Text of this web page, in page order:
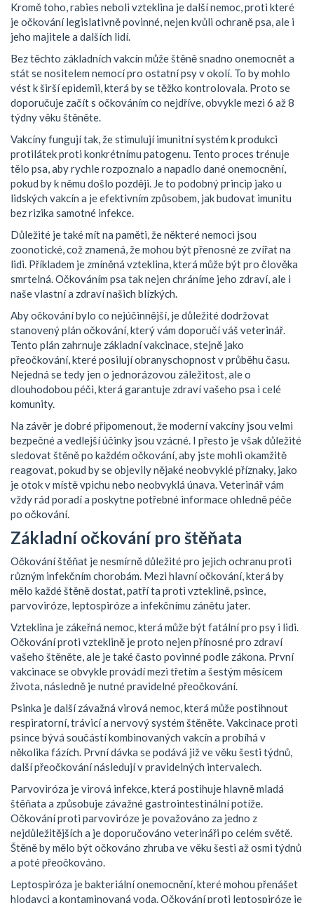
Kromě toho, rabies neboli vzteklina je další nemoc, proti které
je očkování legislativně povinné, nejen kvůli ochraně psa, ale i
jeho majitele a dalších lidí.
Bez těchto základních vakcín může štěně snadno onemocnět a
stát se nositelem nemocí pro ostatní psy v okolí. To by mohlo
vést k širší epidemii, která by se těžko kontrolovala. Proto se
doporučuje začít s očkováním co nejdříve, obvykle mezi 6 až 8
týdny věku štěněte.
Vakcíny fungují tak, že stimulují imunitní systém k produkci
protilátek proti konkrétnímu patogenu. Tento proces trénuje
tělo psa, aby rychle rozpoznalo a napadlo dané onemocnění,
pokud by k němu došlo později. Je to podobný princip jako u
lidských vakcín a je efektivním způsobem, jak budovat imunitu
bez rizika samotné infekce.
Důležité je také mít na paměti, že některé nemoci jsou
zoonotické, což znamená, že mohou být přenosné ze zvířat na
lidi. Příkladem je zmíněná vzteklina, která může být pro člověka
smrtelná. Očkováním psa tak nejen chráníme jeho zdraví, ale i
naše vlastní a zdraví našich blízkých.
Aby očkování bylo co nejúčinnější, je důležité dodržovat
stanovený plán očkování, který vám doporučí váš veterinář.
Tento plán zahrnuje základní vakcinace, stejně jako
přeočkování, které posilují obranyschopnost v průběhu času.
Nejedná se tedy jen o jednorázovou záležitost, ale o
dlouhodobou péči, která garantuje zdraví vašeho psa i celé
komunity.
Na závěr je dobré připomenout, že moderní vakcíny jsou velmi
bezpečné a vedlejší účinky jsou vzácné. I přesto je však důležité
sledovat štěně po každém očkování, aby jste mohli okamžitě
reagovat, pokud by se objevily nějaké neobvyklé příznaky, jako
je otok v místě vpichu nebo neobvyklá únava. Veterinář vám
vždy rád poradí a poskytne potřebné informace ohledně péče
po očkování.
Základní očkování pro štěňata
Očkování štěňat je nesmírně důležité pro jejich ochranu proti
různým infekčním chorobám. Mezi hlavní očkování, která by
mělo každé štěně dostat, patří ta proti vzteklině, psince,
parvoviróze, leptospiróze a infekčnímu zánětu jater.
Vzteklina je zákeřná nemoc, která může být fatální pro psy i lidi.
Očkování proti vzteklině je proto nejen přínosné pro zdraví
vašeho štěněte, ale je také často povinné podle zákona. První
vakcinace se obvykle provádí mezi třetím a šestým měsícem
života, následně je nutné pravidelné přeočkování.
Psinka je další závažná virová nemoc, která může postihnout
respiratorní, trávicí a nervový systém štěněte. Vakcinace proti
psince bývá součástí kombinovaných vakcín a probíhá v
několika fázích. První dávka se podává již ve věku šesti týdnů,
další přeočkování následují v pravidelných intervalech.
Parvoviróza je virová infekce, která postihuje hlavně mladá
štěňata a způsobuje závažné gastrointestinální potíže.
Očkování proti parvoviróze je považováno za jedno z
nejdůležitějších a je doporučováno veterináři po celém světě.
Štěně by mělo být očkováno zhruba ve věku šesti až osmi týdnů
a poté přeočkováno.
Leptospiróza je bakteriální onemocnění, které mohou přenášet
hlodavci a kontaminovaná voda. Očkování proti leptospiróze je